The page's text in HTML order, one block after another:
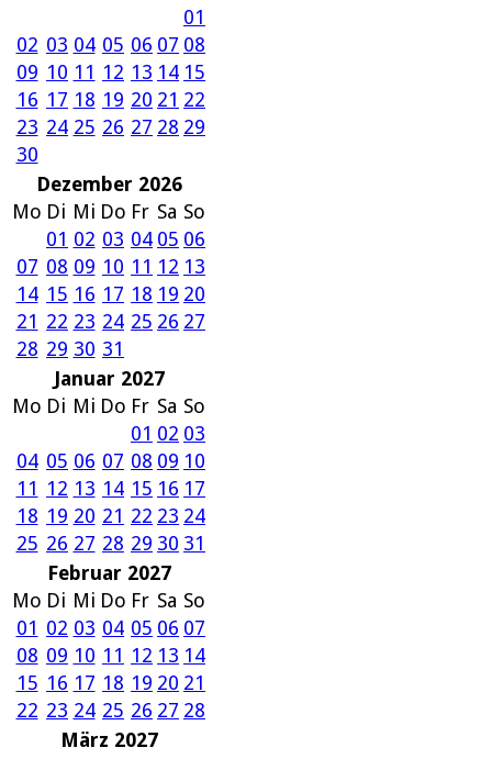
01
02 03 04 05 06 07 08
09 10 11 12 13 14 15
16 17 18 19 20 21 22
23 24 25 26 27 28 29
30
Dezember 2026
Mo Di Mi Do Fr Sa So
01 02 03 04 05 06
07 08 09 10 11 12 13
14 15 16 17 18 19 20
21 22 23 24 25 26 27
28 29 30 31
Januar 2027
Mo Di Mi Do Fr Sa So
01 02 03
04 05 06 07 08 09 10
11 12 13 14 15 16 17
18 19 20 21 22 23 24
25 26 27 28 29 30 31
Februar 2027
Mo Di Mi Do Fr Sa So
01 02 03 04 05 06 07
08 09 10 11 12 13 14
15 16 17 18 19 20 21
22 23 24 25 26 27 28
März 2027